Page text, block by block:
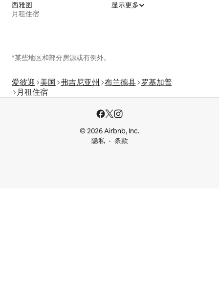
西雅图
月租住宿
显示更多
*某些地区和部分房源或有例外。
爱彼迎 美国 弗吉尼亚州 布兰德县 罗基加普
月租住宿
© 2026 Airbnb, Inc.
隐私
条款